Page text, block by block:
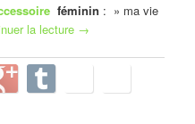
féminin : » ma vie
la lecture →